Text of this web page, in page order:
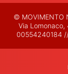
© MOVIMENTO
Via
00554240184